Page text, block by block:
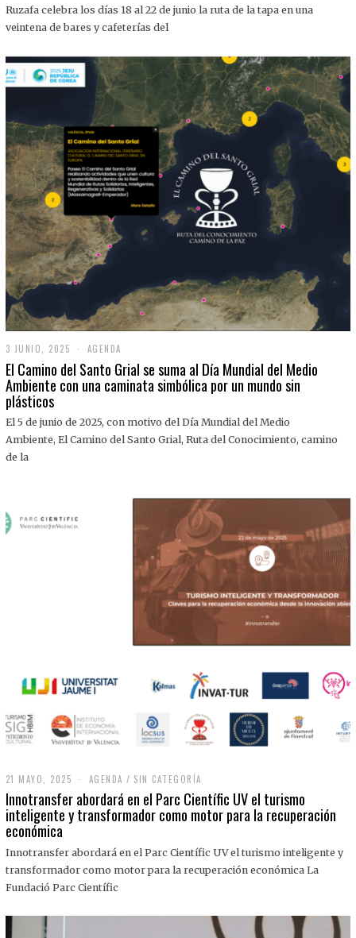
I
O
0
2
5
Ruzafa celebra los días 18 al 22 de junio la ruta de la tapa en una
veintena de bares y cafeterías del
3 JUNIO, 2025
J
U
N
,
0
AGENDA
El Camino del Santo Grial se suma al Día Mundial del Medio
Ambiente con una caminata simbólica por un mundo sin
plásticos
El 5 de junio de 2025, con motivo del Día Mundial del Medio
Ambiente, El Camino del Santo Grial, Ruta del Conocimiento, camino
de la
21 MAYO, 2025
M
A
Y
,
0
2
AGENDA / SIN CATEGORÍA
Innotransfer abordará en el Parc Científic UV el turismo
inteligente y transformador como motor para la recuperación
económica
Innotransfer abordará en el Parc Científic UV el turismo inteligente y
transformador como motor para la recuperación económica La
Fundació Parc Científic